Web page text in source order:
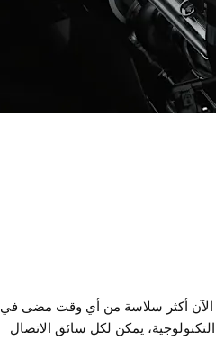
الآن أكثر سلاسة من أي وقت مضى في
التكنولوجية، يمكن لكل سائق الاتصال